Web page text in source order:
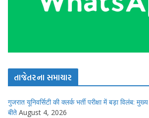
તાજેતરના સમાચાર
गुजरात यूनिवर्सिटी की क्लर्क भर्ती परीक्षा में बड़ा विलंब:
बीते August 4, 2026